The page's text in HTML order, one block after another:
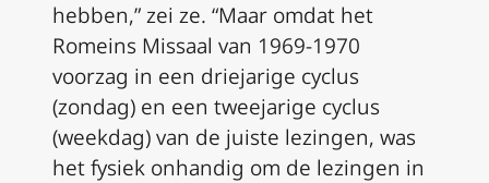
hebben,” zei ze. “Maar omdat het
Romeins Missaal van 1969-1970
voorzag in een driejarige cyclus
(zondag) en een tweejarige cyclus
(weekdag) van de juiste lezingen, was
het fysiek onhandig om de lezingen in